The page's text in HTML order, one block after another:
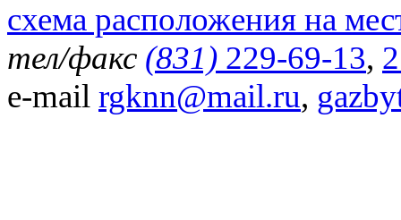
схема расположения на
тел/факс (831) 229-69-13,
e-mail rgknn@mail.ru,